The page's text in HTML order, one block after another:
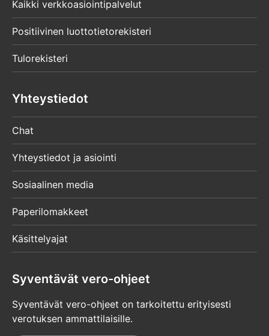
Kaikki verkkoasiointipalvelut
Positiivinen luottotietorekisteri
Tulorekisteri
Yhteystiedot
Chat
Yhteystiedot ja asiointi
Sosiaalinen media
Paperilomakkeet
Käsittelyajat
Syventävät vero-ohjeet
Syventävät vero-ohjeet on tarkoitettu erityisesti
verotuksen ammattilaisille.